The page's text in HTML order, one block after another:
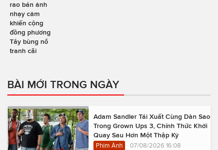
rao bán ảnh
nhạy cảm
khiến cộng
đồng phương
Tây bùng nổ
tranh cãi
BÀI MỚI TRONG NGÀY
Adam Sandler Tái Xuất Cùng Dàn Sao
Trong Grown Ups 3, Chính Thức Khởi
Quay Sau Hơn Một Thập Kỷ
Phim Ảnh 07/08/2026 16:08